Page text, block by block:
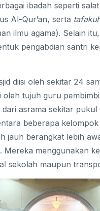
ibadah seperti
Al-Qur’an, serta
ilmu agama). Selain
pengabdian santri
diisi oleh sekitar 24
oleh tujuh guru
asrama sekitar pukul
beberapa kelompok
jauh berangkat lebih
Mereka menggunakan
sekolah maupun